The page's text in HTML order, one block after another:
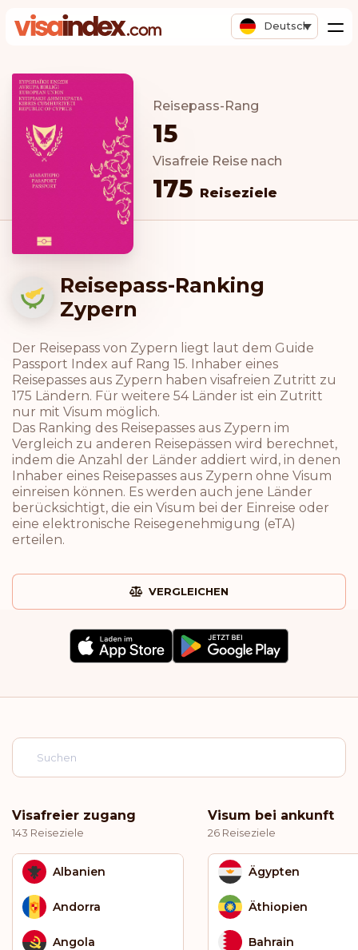
Deutsch
Reisepass-Rang
15
Visafreie Reise nach
175 Reiseziele
Reisepass-Ranking
Zypern
Der Reisepass von Zypern liegt laut dem Guide
Passport Index auf Rang 15. Inhaber eines
Reisepasses aus Zypern haben visafreien Zutritt zu
175 Ländern. Für weitere 54 Länder ist ein Zutritt
nur mit Visum möglich.
Das Ranking des Reisepasses aus Zypern im
Vergleich zu anderen Reisepässen wird berechnet,
indem die Anzahl der Länder addiert wird, in denen
Inhaber eines Reisepasses aus Zypern ohne Visum
einreisen können. Es werden auch jene Länder
berücksichtigt, die ein Visum bei der Einreise oder
eine elektronische Reisegenehmigung (eTA)
erteilen.
VERGLEICHEN
Visafreier zugang
143 Reiseziele
Albanien
Andorra
Angola
Visum bei ankunft
26 Reiseziele
Ägypten
Äthiopien
Bahrain